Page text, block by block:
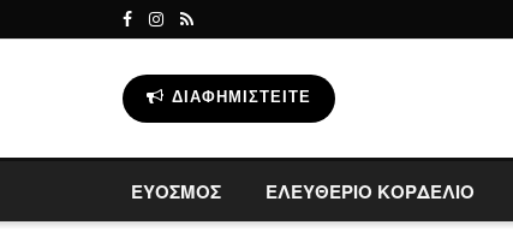
ΔΙΑΦΗΜΙΣΤΕΊΤΕ
ΕΥΟΣΜΟΣ ΕΛΕΥΘΕΡΙΟ ΚΟΡΔΕΛΙΟ